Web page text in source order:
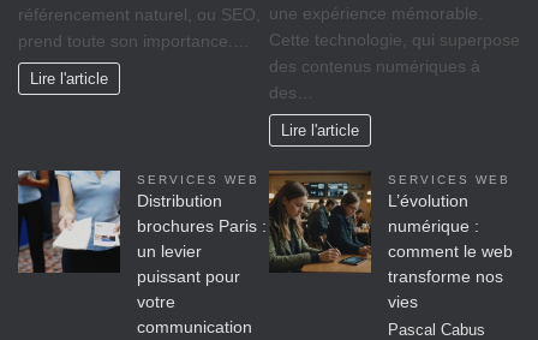
référencement naturel, ou SEO,
prend toute son importance.…
Lire l'article
une expérience mémorable.
Cette technologie, qui superpose
des contenus numériques à
des…
Lire l'article
SERVICES WEB
Distribution
brochures Paris :
un levier
puissant pour
votre
communication
SERVICES WEB
L’évolution
numérique :
comment le web
transforme nos
vies
Pascal Cabus